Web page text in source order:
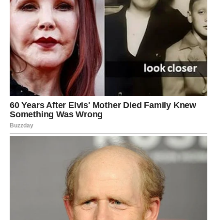
nasledstva ili ulaganja koja se iznenada aktiviraju
Zašto je ovo sudbinski period?
Pluton aktivira vašu prirodnu moć transformacije. Vi znate
kako da od krize napravite kapital – i sada to dolazi do
izražaja.
Upozorenje
Ne dele svi vašu viziju – a neki
bi želeli da je iskoriste.